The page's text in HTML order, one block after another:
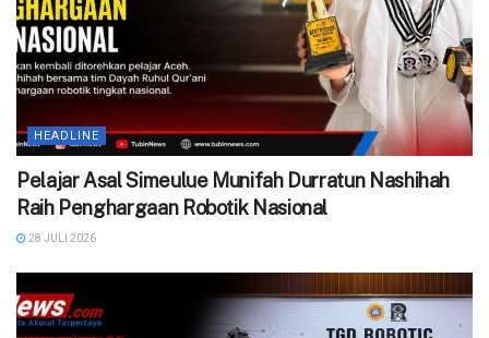
HEADLINE
Pelajar Asal Simeulue Munifah Durratun Nashihah
Raih Penghargaan Robotik Nasional
28 JULI 2026